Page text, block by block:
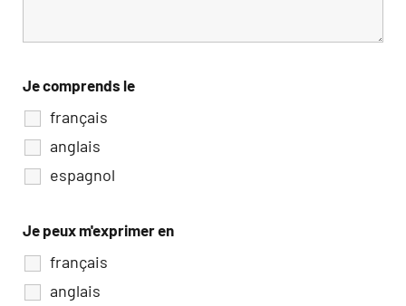
Je comprends le
français
anglais
espagnol
Je peux m'exprimer en
français
anglais